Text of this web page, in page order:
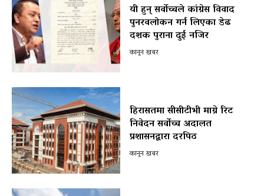
यी हुन् सर्वोच्चले कांग्रेस विवाद
पुनरवलोकन गर्न लिएका डेढ
दशक पुराना दुई नजिर
कानून खबर
हिरासतमा सीसीटीभी माग्ने रिट
निवेदन सर्वोच्च अदालत
प्रशासनद्वारा दरपिठ
कानून खबर